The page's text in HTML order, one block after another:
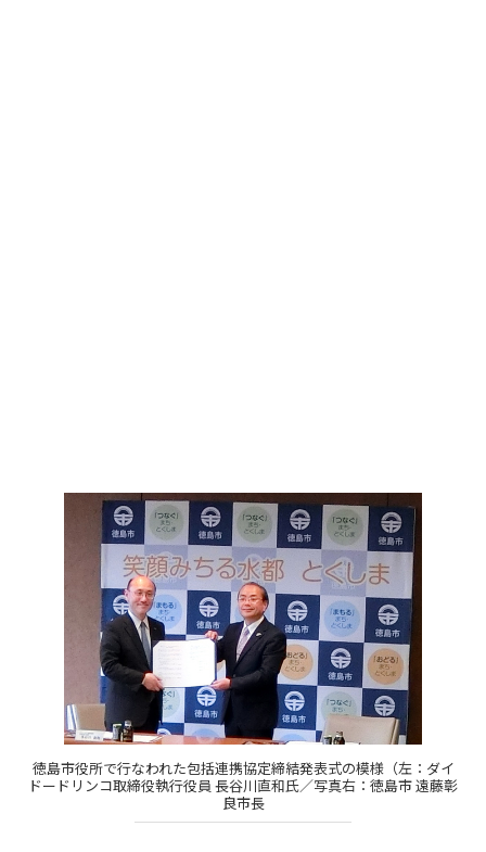
徳島市役所で行なわれた包括連携協定締結発表式の模様（左：ダイ
ドードリンコ取締役執行役員 長谷川直和氏／写真右：徳島市 遠藤彰
良市長